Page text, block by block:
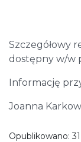
Szczegółowy
dostępny w/w
Informację
Joanna
Opublikowano: